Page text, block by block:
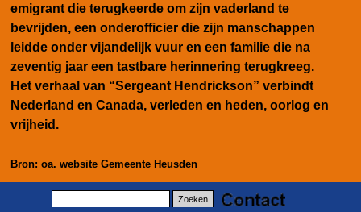
emigrant die terugkeerde om zijn vaderland te
bevrijden, een onderofficier die zijn manschappen
leidde onder vijandelijk vuur en een familie die na
zeventig jaar een tastbare herinnering terugkreeg.
Het verhaal van “Sergeant Hendrickson” verbindt
Nederland en Canada, verleden en heden, oorlog en
vrijheid.
Bron: oa. website Gemeente Heusden
Zoeken